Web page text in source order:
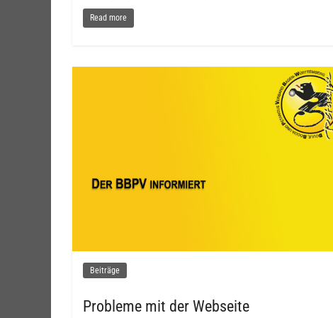
Read more
Beiträge
Probleme mit der Webseite